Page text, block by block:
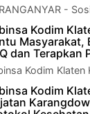
-
kesehatan
jarak dan
Kodim
Masyarakat,
dan Terapkan
Kodim Klaten
Bangun
Klaten - Babinsa
Kodim